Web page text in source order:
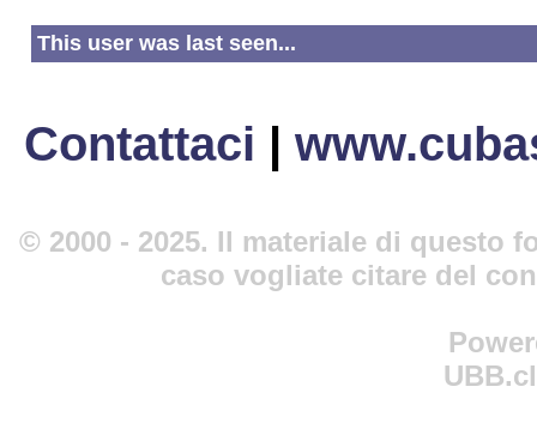
This user was last seen...
Contattaci |
© 2000 - 2025. Il materiale di questo
caso vogliate citare del